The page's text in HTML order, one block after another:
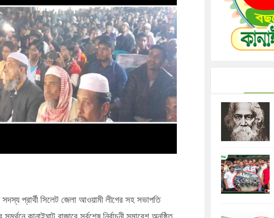
আসছেন
সমাবেশ,
আঁধারে
প্রার্থী সিলেট জেলা আওয়ামী লীগের সহ সভাপতি